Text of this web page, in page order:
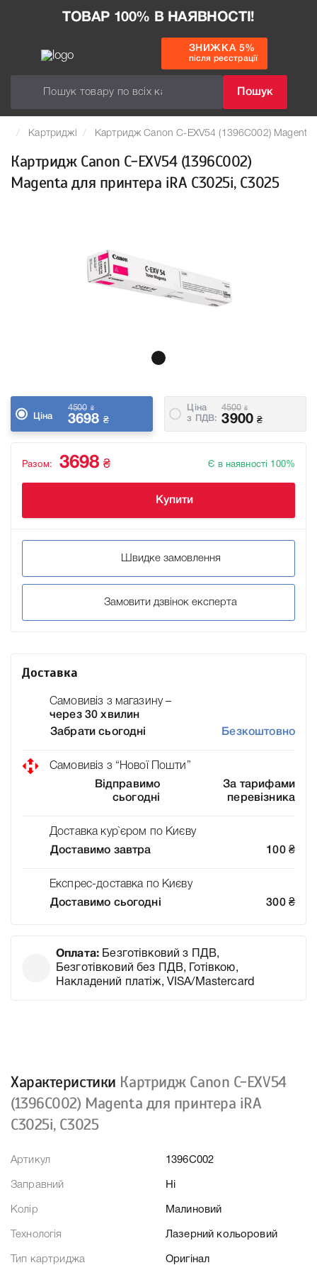
ТОВАР 100% В НАЯВНОСТІ!
Пошук
ЗНИЖКА 5%
після реєстрації
Картриджі Картридж Canon C-EXV54 (1396C002)
Картридж Canon C-EXV54 (1396C002)
Magenta для принтера iRA C3025i, C3025
Ціна
4500 ₴
3698 ₴
Ціна
з ПДВ:
4500 ₴
3900 ₴
Є в наявності 100%
Разом: 3698 ₴
Купити
Швидке замовлення
Замовити дзвінок експерта
Доставка
Самовивіз з магазину –
через 30 хвилин
Забрати сьогодні
Безкоштовно
Самовивіз з “Нової Пошти”
Відправимо
сьогодні
За тарифами
перевізника
Доставка кур`єром по Києву
Доставимо завтра
100 ₴
Експрес-доставка по Києву
Доставимо сьогодні
300 ₴
Оплата: Безготівковий з ПДВ,
Безготівковий без ПДВ, Готівкою,
Накладений платіж, VISA/Mastercard
Характеристики Картридж Canon C-EXV54
(1396C002) Magenta для принтера iRA
C3025i, C3025
Артикул 1396C002
Заправний Ні
Колір Малиновий
Технологія Лазерний кольоровий
Тип картриджа Оригінал